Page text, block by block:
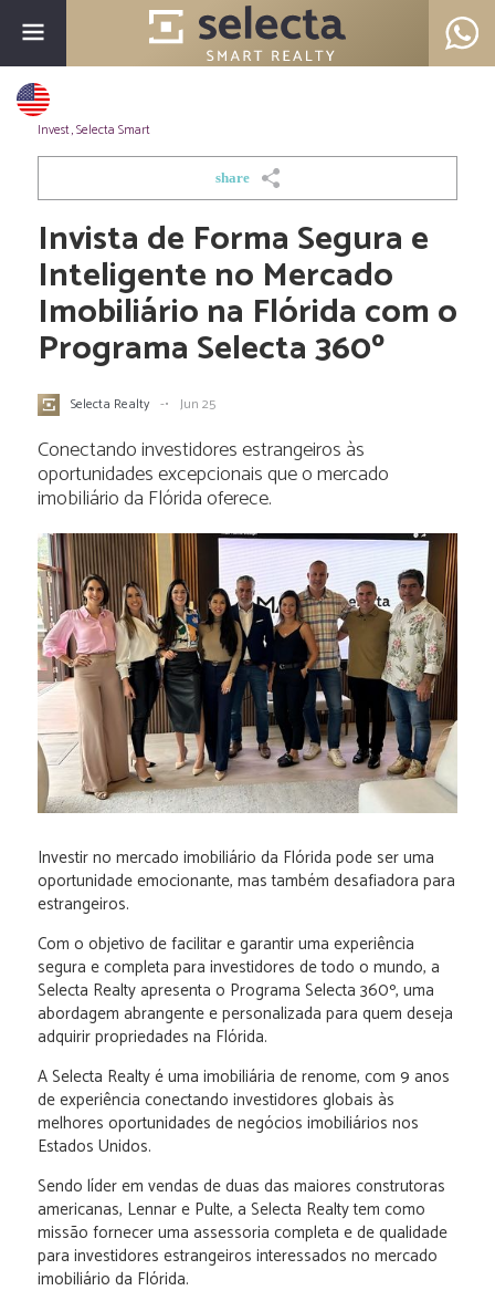
Invest,Selecta Smart
share
Invista de Forma Segura e
Inteligente no Mercado
Imobiliário na Flórida com o
Programa Selecta 360º
Selecta Realty -• Jun 25
Conectando investidores estrangeiros às
oportunidades excepcionais que o mercado
imobiliário da Flórida oferece.
Investir no mercado imobiliário da Flórida pode ser uma
oportunidade emocionante, mas também desafiadora para
estrangeiros.
Com o objetivo de facilitar e garantir uma experiência
segura e completa para investidores de todo o mundo, a
Selecta Realty apresenta o Programa Selecta 360º, uma
abordagem abrangente e personalizada para quem deseja
adquirir propriedades na Flórida.
A Selecta Realty é uma imobiliária de renome, com 9 anos
de experiência conectando investidores globais às
melhores oportunidades de negócios imobiliários nos
Estados Unidos.
Sendo líder em vendas de duas das maiores construtoras
americanas, Lennar e Pulte, a Selecta Realty tem como
missão fornecer uma assessoria completa e de qualidade
para investidores estrangeiros interessados no mercado
imobiliário da Flórida.